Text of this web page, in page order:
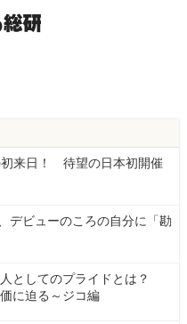
来日！ 待望の日本初開催
デビューのころの自分に「勘
としてのプライドとは？
に迫る～ジコ編